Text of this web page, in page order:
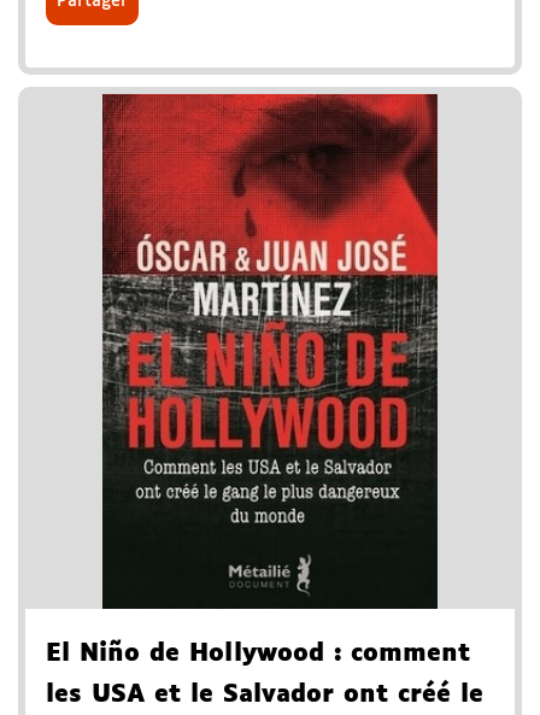
El Niño de Hollywood
: comment
les USA et le Salvador ont créé le